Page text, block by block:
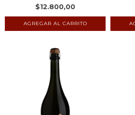
$12.800,00